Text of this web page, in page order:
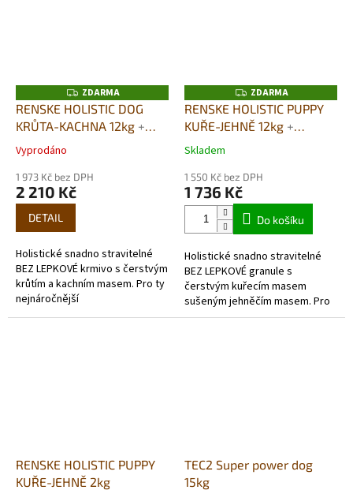
Z
D
A
R
ZDARMA
RENSKE HOLISTIC DOG
KRŮTA-KACHNA 12kg +
DUŠENÉ MASO V PÁŘE
Průměrné
produktu
je
hvězdiček.
Vyprodáno
1 973 Kč bez DPH
2 210 Kč
DETAIL
Holistické snadno stravitelné
BEZ LEPKOVÉ krmivo s čerstvým
krůtím a kachním masem. Pro ty
nejnáročnější
chovatelé. VYSOCE KVALITNÍ
Z
D
A
R
ZDARMA
RENSKE HOLISTIC PUPPY
KUŘE-JEHNĚ 12kg +
DUŠENÉ MASO V PÁŘE
Průměrné
produktu
je
hvězdiček.
Skladem
1 550 Kč bez DPH
1 736 Kč
Do košíku
Holistické snadno stravitelné
BEZ LEPKOVÉ granule s
čerstvým kuřecím masem
sušeným jehněčím masem. Pro
ty nejnáročnější
RENSKE HOLISTIC PUPPY
KUŘE-JEHNĚ 2kg
TEC2 Super power dog
15kg